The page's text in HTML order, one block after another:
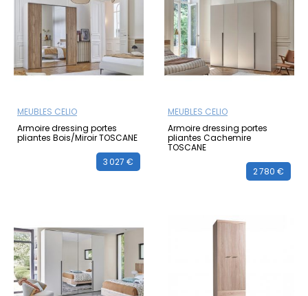
MEUBLES CELIO
Armoire dressing portes
pliantes Bois/Miroir TOSCANE
3 027 €
MEUBLES CELIO
Armoire dressing portes
pliantes Cachemire
TOSCANE
2 780 €